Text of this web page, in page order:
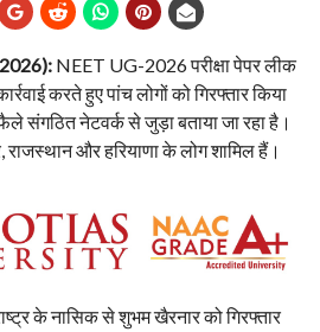
NEET UG-2026 परीक्षा पेपर लीक
करते हुए पांच लोगों को गिरफ्तार किया
संगठित नेटवर्क से जुड़ा बताया जा रहा है।
राजस्थान और हरियाणा के लोग शामिल हैं।
के नासिक से शुभम खैरनार को गिरफ्तार